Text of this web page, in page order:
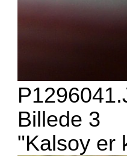
Billede 3
"Kalsoy er